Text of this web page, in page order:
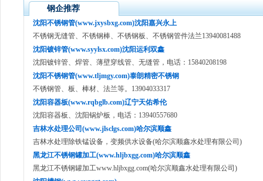
钢企推荐
沈阳不锈钢管(www.jxysbxg.com)沈阳嘉兴永上
不锈钢无缝管、不锈钢棒、不锈钢板、不锈钢管件法兰13940081488
沈阳镀锌管(www.syylsx.com)沈阳运利双鑫
沈阳镀锌管、焊管、薄壁穿线管、无缝管，电话：15840208198
沈阳不锈钢管(www.tljmgy.com)泰朗精密不锈钢
不锈钢管、板、棒材、法兰等。13904033317
沈阳容器板(www.rqbglb.com)辽宁天佑希伦
沈阳容器板、沈阳锅炉板，电话：13940557680
吉林水处理公司(www.jlsclgs.com)哈尔滨顺鑫
吉林水处理除铁锰设备，变频供水设备(哈尔滨顺鑫水处理有限公司)
黑龙江不锈钢罐加工(www.hljbxgg.com)哈尔滨顺鑫
黑龙江不锈钢罐加工www.hljbxgg.com(哈尔滨顺鑫水处理有限公司)